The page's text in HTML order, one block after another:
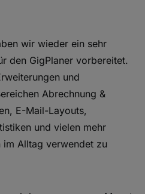
wir wieder ein sehr
den GigPlaner vorbereitet.
und
Abrechnung &
E-Mail-Layouts,
und vielen mehr
im Alltag verwendet zu